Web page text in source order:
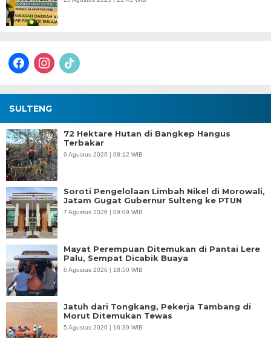
facebookinstagram
tiktok
SULTENG
72 Hektare Hutan di Bangkep Hangus
Terbakar
9 Agustus 2026 | 08:12 WIB
Soroti Pengelolaan Limbah Nikel di Morowali,
Jatam Gugat Gubernur Sulteng ke PTUN
7 Agustus 2026 | 09:09 WIB
Mayat Perempuan Ditemukan di Pantai Lere
Palu, Sempat Dicabik Buaya
6 Agustus 2026 | 18:50 WIB
Jatuh dari Tongkang, Pekerja Tambang di
Morut Ditemukan Tewas
5 Agustus 2026 | 16:39 WIB